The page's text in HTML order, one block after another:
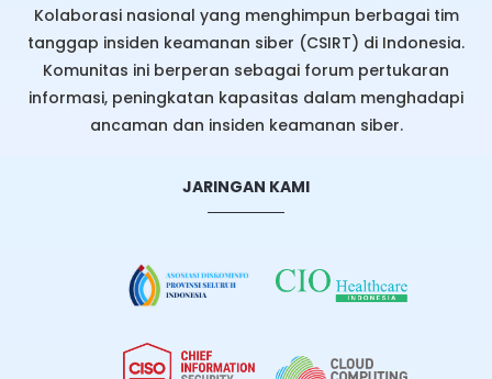
Kolaborasi nasional yang menghimpun berbagai tim
tanggap insiden keamanan siber (CSIRT) di Indonesia.
Komunitas ini berperan sebagai forum pertukaran
informasi, peningkatan kapasitas dalam menghadapi
ancaman dan insiden keamanan siber.
JARINGAN KAMI